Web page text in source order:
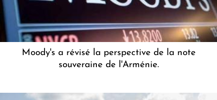
Moody's a révisé la perspective de la note
souveraine de l'Arménie.